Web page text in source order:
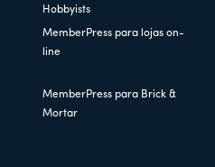
Hobbyists
MemberPress para lojas on-
line
MemberPress para Brick &
Mortar